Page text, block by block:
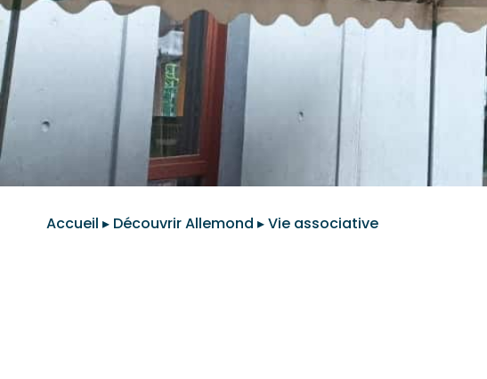
Accueil ▸ Découvrir Allemond ▸Vie associative